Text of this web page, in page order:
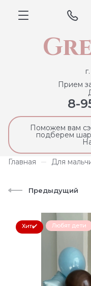
Прием
8-
Поможем вам
подберем
Главная Для
Предыдущий
Хит✔️ Любят дети